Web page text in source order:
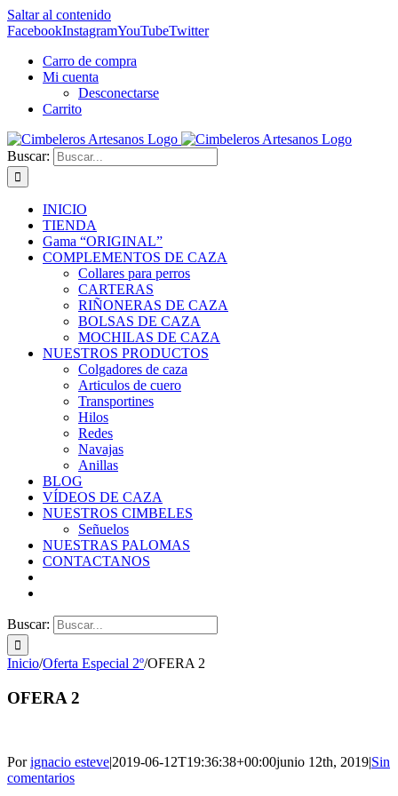
Saltar al contenido
FacebookInstagramYouTubeTwitter
Carro de compra
Mi cuenta
Desconectarse
Carrito
Buscar:
INICIO
TIENDA
Gama “ORIGINAL”
COMPLEMENTOS DE CAZA
Collares para perros
CARTERAS
RIÑONERAS DE CAZA
BOLSAS DE CAZA
MOCHILAS DE CAZA
NUESTROS PRODUCTOS
Colgadores de caza
Articulos de cuero
Transportines
Hilos
Redes
Navajas
Anillas
BLOG
VÍDEOS DE CAZA
NUESTROS CIMBELES
Señuelos
NUESTRAS PALOMAS
CONTACTANOS
Buscar:
Inicio/Oferta Especial 2º/OFERA 2
OFERA 2
Porignacio esteve|2019-06-12T19:36:38+00:00junio 12th, 2019|Sin
comentarios